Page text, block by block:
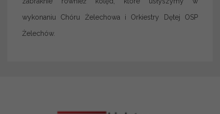
wykonaniu Chóru Żelechowa i Orkiestry Dętej OSP
Żelechów.